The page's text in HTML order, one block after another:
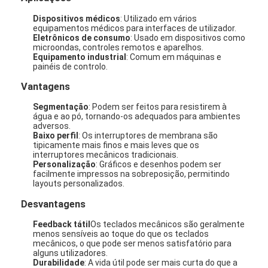
Dispositivos médicos: Utilizado em vários
equipamentos médicos para interfaces de utilizador.
Eletrônicos de consumo: Usado em dispositivos como
microondas, controles remotos e aparelhos.
Equipamento industrial : Comum em máquinas e
painéis de controlo.
Vantagens
Segmentação: Podem ser feitos para resistirem à
água e ao pó, tornando-os adequados para ambientes
adversos.
Baixo perfil : Os interruptores de membrana são
tipicamente mais finos e mais leves que os
interruptores mecânicos tradicionais.
Personalização: Gráficos e desenhos podem ser
facilmente impressos na sobreposição, permitindo
layouts personalizados.
Desvantagens
Feedback tátilOs teclados mecânicos são geralmente
menos sensíveis ao toque do que os teclados
mecânicos, o que pode ser menos satisfatório para
alguns utilizadores.
Durabilidade: A vida útil pode ser mais curta do que a